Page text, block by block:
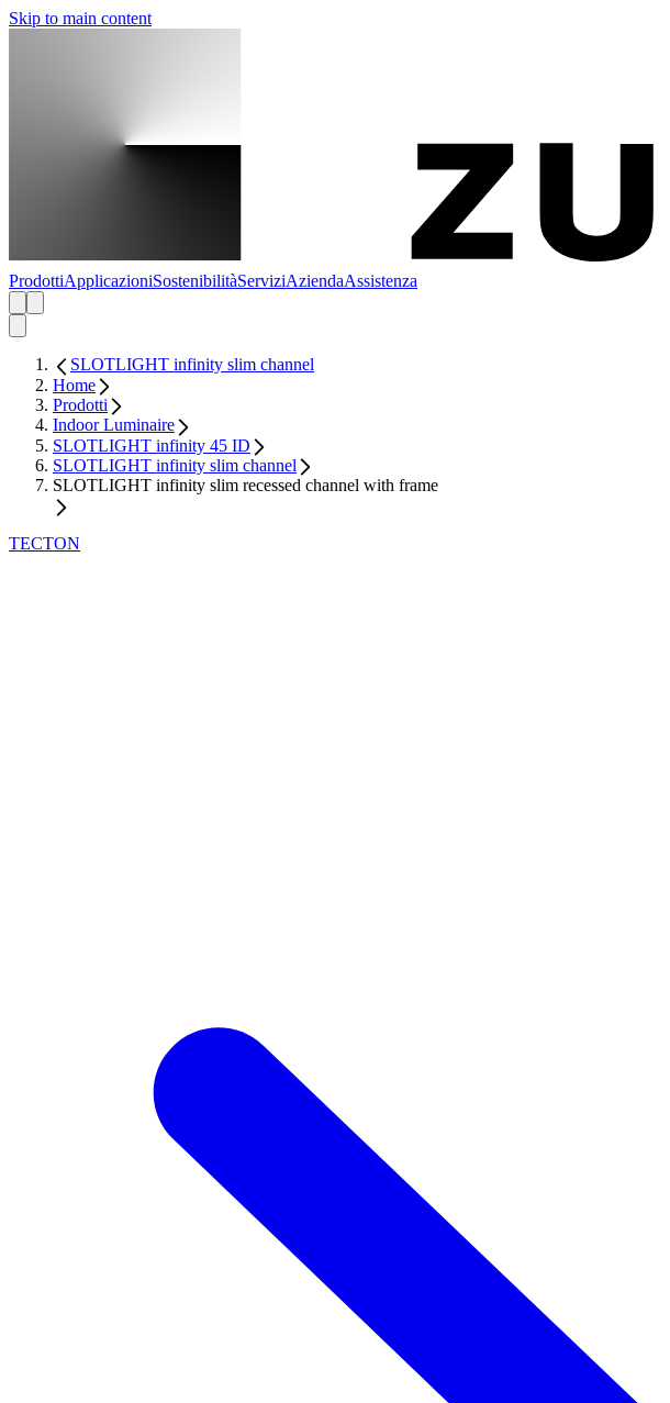
Skip to main content
ProdottiApplicazioniSostenibilitàServiziAziendaAssistenza
SLOTLIGHT infinity slim channel
Home
Prodotti
Indoor Luminaire
SLOTLIGHT infinity 45 ID
SLOTLIGHT infinity slim channel
SLOTLIGHT infinity slim recessed channel with frame
TECTON